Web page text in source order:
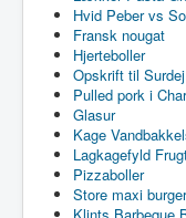
Hvid Peber vs
Fransk nougat
Hjerteboller
Opskrift til Surdej
Pulled pork i
Glasur
Kage
Lagkagefyld
Pizzaboller
Store maxi